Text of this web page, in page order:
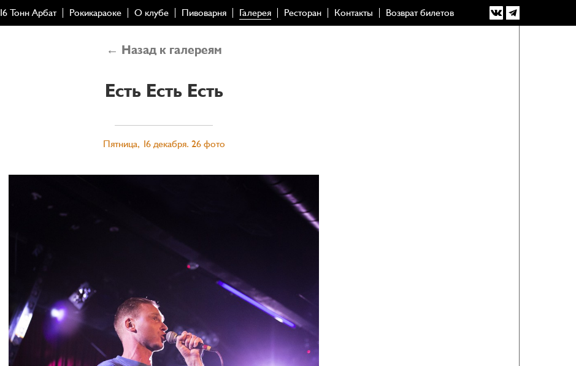
16 Тонн Арбат Рокикараоке О клубе Пивоварня Галерея Ресторан Контакты Возврат билетов
← Назад к галереям
Есть Есть Есть
Пятница, 16 декабря. 26 фото